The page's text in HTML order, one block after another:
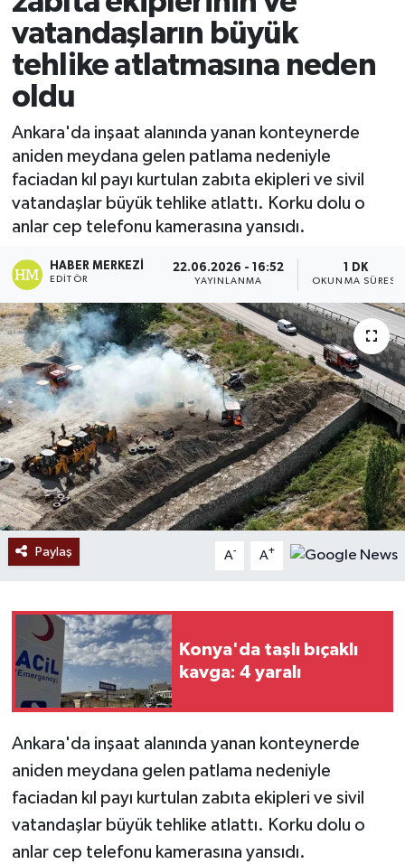
vatandaşların büyük
tehlike atlatmasına neden
oldu
Ankara'da inşaat alanında yanan konteynerde
aniden meydana gelen patlama nedeniyle
faciadan kıl payı kurtulan zabıta ekipleri ve sivil
vatandaşlar büyük tehlike atlattı. Korku dolu o
anlar cep telefonu kamerasına yansıdı.
HABER MERKEZI
EDITÖR
22.06.2026 - 16:52
YAYINLANMA
1 DK
OKUNMA SÜRESI
Paylaş A- A+
Konya'da taşlı bıçaklı
kavga: 4 yaralı
Ankara'da inşaat alanında yanan konteynerde
aniden meydana gelen patlama nedeniyle
faciadan kıl payı kurtulan zabıta ekipleri ve sivil
vatandaşlar büyük tehlike atlattı. Korku dolu o
anlar cep telefonu kamerasına yansıdı.
Ekonomi
Sağlık
Tokat Haber